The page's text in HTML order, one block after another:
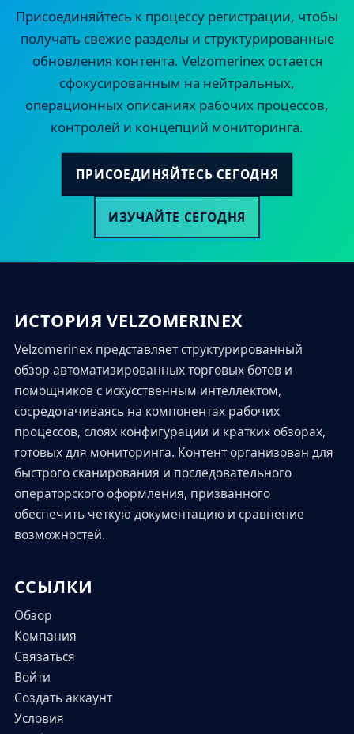
Присоединяйтесь к процессу регистрации, чтобы
получать свежие разделы и структурированные
обновления контента. Velzomerinex остается
сфокусированным на нейтральных,
операционных описаниях рабочих процессов,
контролей и концепций мониторинга.
ПРИСОЕДИНЯЙТЕСЬ СЕГОДНЯ
ИЗУЧАЙТЕ СЕГОДНЯ
ИСТОРИЯ VELZOMERINEX
Velzomerinex представляет структурированный
обзор автоматизированных торговых ботов и
помощников с искусственным интеллектом,
сосредотачиваясь на компонентах рабочих
процессов, слоях конфигурации и кратких обзорах,
готовых для мониторинга. Контент организован для
быстрого сканирования и последовательного
операторского оформления, призванного
обеспечить четкую документацию и сравнение
возможностей.
ССЫЛКИ
Обзор
Компания
Связаться
Войти
Создать аккаунт
Условия